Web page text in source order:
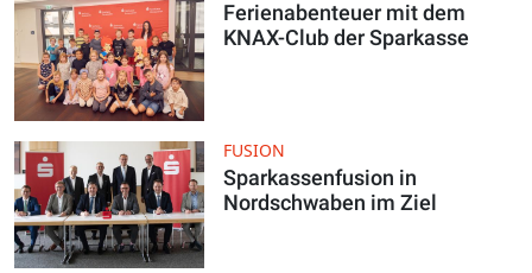
Ferienabenteuer mit dem
KNAX-Club der Sparkasse
FUSION
Sparkassenfusion in
Nordschwaben im Ziel